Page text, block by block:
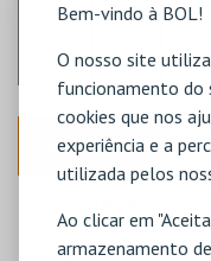
Bem-vindo à BOL!
O nosso site
funcionamento do
cookies que nos
experiência e a
utilizada pelos
Ao clicar em
armazenamento
ANTERIOR
POUCO
ESGOTADO